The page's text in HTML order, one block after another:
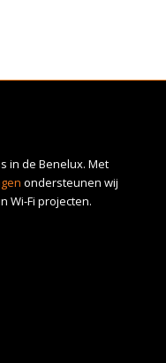
in de Benelux. Met
ondersteunen wij
Wi-Fi projecten.